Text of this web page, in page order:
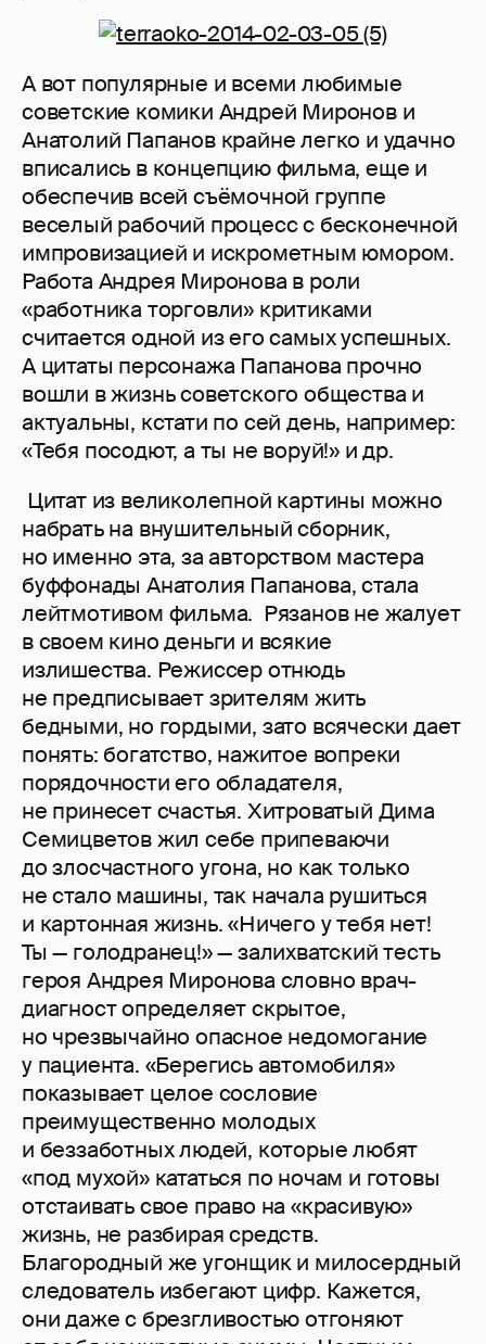
А вот популярные и всеми любимые
советские комики Андрей Миронов и
Анатолий Папанов крайне легко и удачно
вписались в концепцию фильма, еще и
обеспечив всей съёмочной группе
веселый рабочий процесс с бесконечной
импровизацией и искрометным юмором.
Работа Андрея Миронова в роли
«работника торговли» критиками
считается одной из его самых успешных.
А цитаты персонажа Папанова прочно
вошли в жизнь советского общества и
актуальны, кстати по сей день, например:
«Тебя посодют, а ты не воруй!» и др.
Цитат из великолепной картины можно
набрать на внушительный сборник,
но именно эта, за авторством мастера
буффонады Анатолия Папанова, стала
лейтмотивом фильма. Рязанов не жалует
в своем кино деньги и всякие
излишества. Режиссер отнюдь
не предписывает зрителям жить
бедными, но гордыми, зато всячески дает
понять: богатство, нажитое вопреки
порядочности его обладателя,
не принесет счастья. Хитроватый Дима
Семицветов жил себе припеваючи
до злосчастного угона, но как только
не стало машины, так начала рушиться
и картонная жизнь. «Ничего у тебя нет!
Ты — голодранец!» — залихватский тесть
героя Андрея Миронова словно врач-
диагност определяет скрытое,
но чрезвычайно опасное недомогание
у пациента. «Берегись автомобиля»
показывает целое сословие
преимущественно молодых
и беззаботных людей, которые любят
«под мухой» кататься по ночам и готовы
отстаивать свое право на «красивую»
жизнь, не разбирая средств.
Благородный же угонщик и милосердный
следователь избегают цифр. Кажется,
они даже с брезгливостью отгоняют